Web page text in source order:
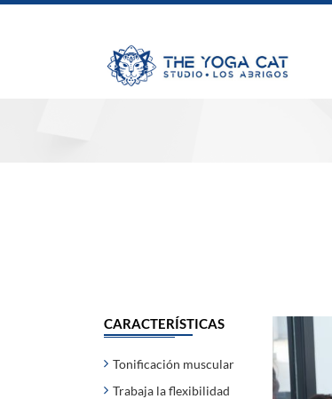
CARACTERÍSTICAS
Tonificación muscular
Trabaja la flexibilidad